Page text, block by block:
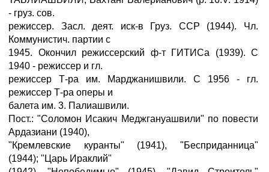
- груз. сов.
режиссер. Засл. деят. иск-в Груз. ССР (1944). Чл.
Коммунистич. партии с
1945. Окончил режиссерский ф-т ГИТИСа (1939). С
1940 - режиссер и гл.
режиссер Т-ра им. Марджанишвили. С 1956 - гл.
режиссер Т-ра оперы и
балета им. 3. Палиашвили.
Пост.: "Соломон Исакич Меджгануашвили" по повести
Ардазиани (1940),
"Кремлевские куранты" (1941), "Бесприданница"
(1944); "Царь Ираклий"